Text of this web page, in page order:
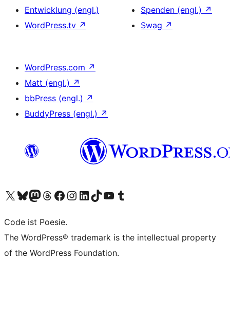
Entwicklung (engl.)
WordPress.tv ↗
Spenden (engl.) ↗
Swag ↗
WordPress.com ↗
Matt (engl.) ↗
bbPress (engl.) ↗
BuddyPress (engl.) ↗
Unser X-Konto (früher Twitter) besuchen
Unser Bluesky-Konto besuchen
Unser Mastodon-Konto besuchen
Unser Threads-Konto besuchen
Unsere Facebook-Seite besuchen
Unser Instagram-Konto besuchen
Unser LinkedIn-Konto besuchen
Unser TikTok-Konto besuchen
Unseren YouTube-Kanal besuchen
Unser Tumblr-Konto besuchen
Code ist Poesie.
The WordPress® trademark is the intellectual property
of the WordPress Foundation.